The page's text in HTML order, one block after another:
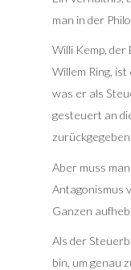
man in der
Willi Kemp,
Willem Ring,
was er als
gesteuert an
Aber muss
Antagonismus
Ganzen
Als der
bin, um genau